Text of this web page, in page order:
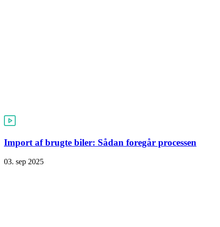
Import af brugte biler: Sådan foregår processen
03. sep 2025